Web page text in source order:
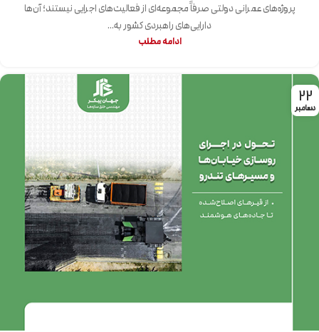
پروژه‌های عمرانی دولتی صرفاً مجموعه‌ای از فعالیت‌های اجرایی نیستند؛ آن‌ها
دارایی‌های راهبردی کشور به...
ادامه مطلب
22
دسامبر